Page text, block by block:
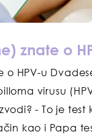
znate o
o HPV-u
virusu
- To je test
kao i Papa